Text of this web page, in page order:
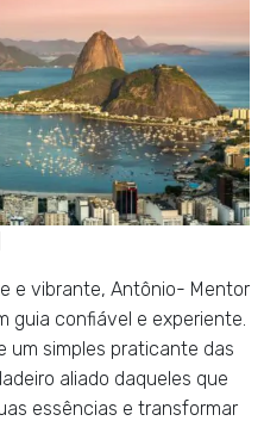
e vibrante, Antônio- Mentor
guia confiável e experiente.
um simples praticante das
aliado daqueles que
essências e transformar